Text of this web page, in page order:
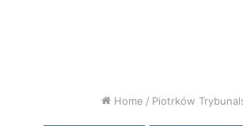
Home / Piotrków